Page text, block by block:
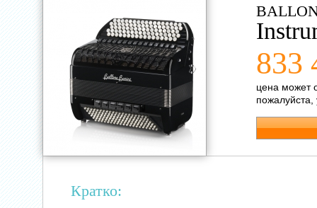
833
цена может
пожалуйста,
Кратко: